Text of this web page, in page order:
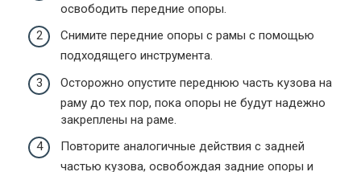
освободить передние опоры.
Снимите передние опоры с рамы с помощью
подходящего инструмента.
Осторожно опустите переднюю часть кузова на
раму до тех пор, пока опоры не будут надежно
закреплены на раме.
Повторите аналогичные действия с задней
частью кузова, освобождая задние опоры и